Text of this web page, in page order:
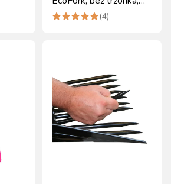
różowy, Kerbl
(4)